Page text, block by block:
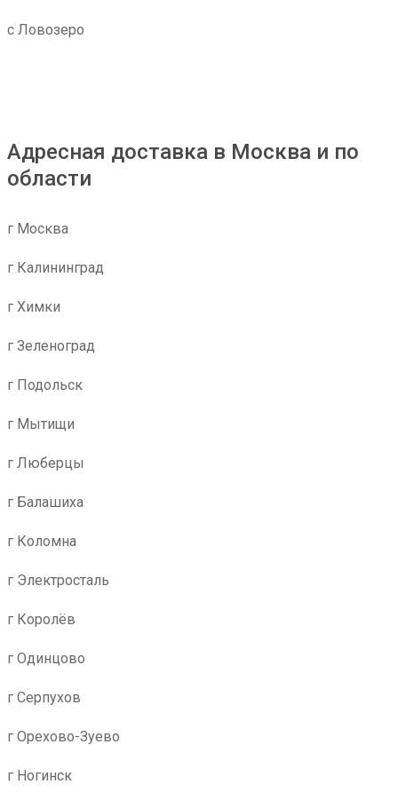
с Ловозеро
Адресная доставка в Москва и по
области
г Москва
г Калининград
г Химки
г Зеленоград
г Подольск
г Мытищи
г Люберцы
г Балашиха
г Коломна
г Электросталь
г Королёв
г Одинцово
г Серпухов
г Орехово-Зуево
г Ногинск